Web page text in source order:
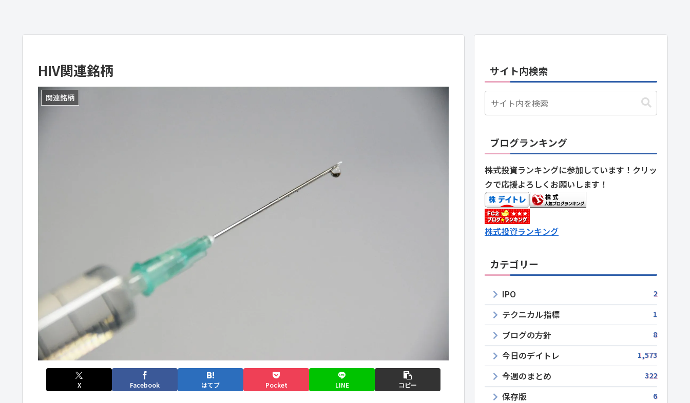
HIV関連銘柄
関連銘柄
X Facebook はてブ Pocket LINE コピー
サイト内検索
ブログランキング
株式投資ランキングに参加しています！クリッ
クで応援よろしくお願いします！
株式投資ランキング
カテゴリー
IPO 2
テクニカル指標 1
ブログの方針 8
今日のデイトレ 1,573
今週のまとめ 322
保存版 6